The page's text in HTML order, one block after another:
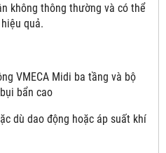
không thông thường và có thể
quả.
VMECA Midi ba tầng và bộ
bẩn cao
dù dao động hoặc áp suất khí